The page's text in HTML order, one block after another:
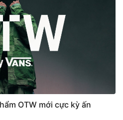
OTW mới cực kỳ ấn